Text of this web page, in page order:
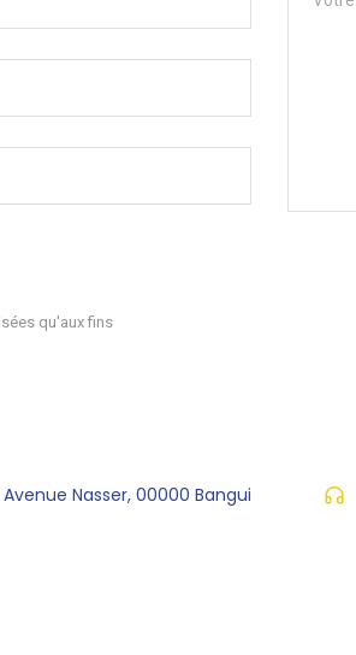
qu'aux fins
Nasser, 00000 Bangui